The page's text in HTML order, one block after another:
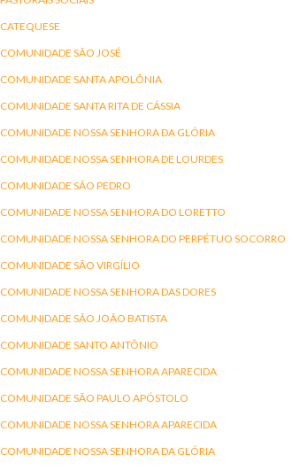
CATEQUESE
COMUNIDADE SÃO JOSÉ
COMUNIDADE SANTA APOLÔNIA
COMUNIDADE SANTA RITA DE CÁSSIA
COMUNIDADE NOSSA SENHORA DA GLÓRIA
COMUNIDADE NOSSA SENHORA DE LOURDES
COMUNIDADE SÃO PEDRO
COMUNIDADE NOSSA SENHORA DO LORETTO
COMUNIDADE NOSSA SENHORA DO PERPÉTUO SOCORRO
COMUNIDADE SÃO VIRGÍLIO
COMUNIDADE NOSSA SENHORA DAS DORES
COMUNIDADE SÃO JOÃO BATISTA
COMUNIDADE SANTO ANTÔNIO
COMUNIDADE NOSSA SENHORA APARECIDA
COMUNIDADE SÃO PAULO APÓSTOLO
COMUNIDADE NOSSA SENHORA APARECIDA
COMUNIDADE NOSSA SENHORA DA GLÓRIA